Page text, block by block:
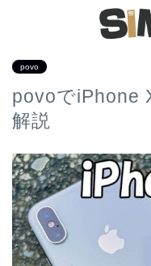
povo
povoでiPhone
解説